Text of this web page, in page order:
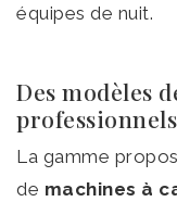
équipes de nuit.
Des modèles
La gamme
de machines à